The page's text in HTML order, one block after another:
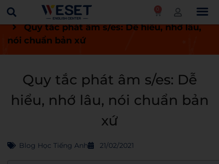
0
Trang chủ Blog
Blog học tiếng Anh
Quy tắc phát âm s/es: Dễ hiểu, nhớ lâu,
nói chuẩn bản xứ
Quy tắc phát âm s/es: Dễ
hiểu, nhớ lâu, nói chuẩn bản
xứ
Blog Học Tiếng Anh 21/02/2021